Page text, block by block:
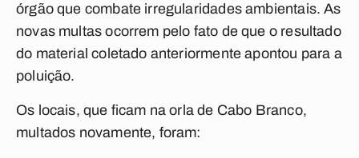
órgão que combate irregularidades ambientais. As
novas multas ocorrem pelo fato de que o resultado
do material coletado anteriormente apontou para a
poluição.
Os locais, que ficam na orla de Cabo Branco,
multados novamente, foram: